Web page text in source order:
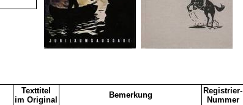
Texttitel
im Original
Bemerkung
Registrier-
Nummer